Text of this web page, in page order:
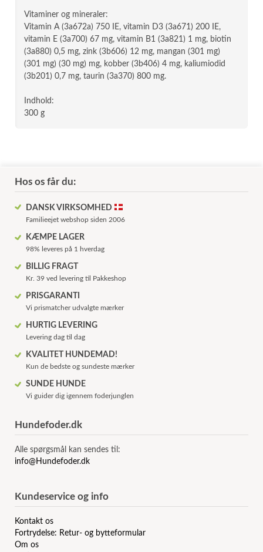
Vitaminer og mineraler:
Vitamin A (3a672a) 750 IE, vitamin D3 (3a671) 200 IE,
vitamin E (3a700) 67 mg, vitamin B1 (3a821) 1 mg, biotin
(3a880) 0,5 mg, zink (3b606) 12 mg, mangan (301 mg)
(301 mg) (30 mg) mg, kobber (3b406) 4 mg, kaliumiodid
(3b201) 0,7 mg, taurin (3a370) 800 mg.
Indhold:
300 g
Hos os får du:
DANSK VIRKSOMHED
Familieejet webshop siden 2006
KÆMPE LAGER
98% leveres på 1 hverdag
BILLIG FRAGT
Kr. 39 ved levering til Pakkeshop
PRISGARANTI
Vi prismatcher udvalgte mærker
HURTIG LEVERING
Levering dag til dag
KVALITET HUNDEMAD!
Kun de bedste og sundeste mærker
SUNDE HUNDE
Vi guider dig igennem foderjunglen
Hundefoder.dk
Alle spørgsmål kan sendes til:
info@Hundefoder.dk
Kundeservice og info
Kontakt os
Fortrydelse: Retur- og bytteformular
Om os